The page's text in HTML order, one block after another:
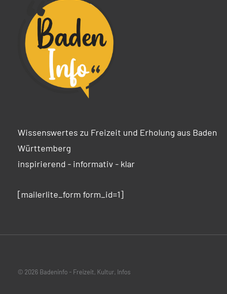
Wissenswertes zu Freizeit und Erholung aus Baden
Württemberg
inspirierend - informativ - klar
[mailerlite_form form_id=1]
© 2026 Badeninfo - Freizeit, Kultur, Infos